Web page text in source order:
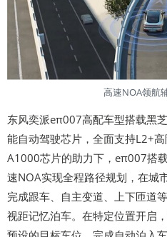
高速NOA领航
东风奕派eπ007高配车型搭载黑
能自动驾驶芯片，全面支持L2+
A1000芯片的助力下，eπ007搭
速NOA实现全程路径规划，在城
完成跟车、自主变道、上下匝道
视距记忆泊车。在特定位置开启